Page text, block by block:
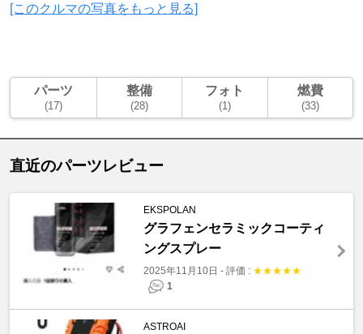
[このクルマの写真をもっと見る]
パーツ
(17)
整備
(28)
フォト
(1)
燃費
(33)
直近のパーツレビュー
EKSPOLAN
グラフェンセラミックコーティ
ングスプレー
2025年11月10日 - 評価 : ★★★★★
1
ASTROAI